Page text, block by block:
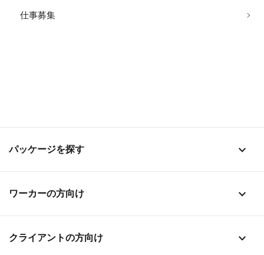
仕事募集
パッケージを探す stat_1
ワーカーの方向け stat_1
クライアントの方向け stat_1